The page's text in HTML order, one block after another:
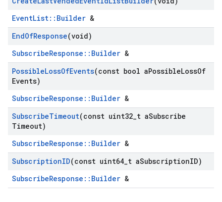
EventList::Builder &
EndOfResponse(void)
SubscribeResponse::Builder &
PossibleLossOfEvents(const bool aPossibleLossOf
Events)
SubscribeResponse::Builder &
SubscribeTimeout(const uint32 t aSubscribe
Timeout)
SubscribeResponse::Builder &
SubscriptionID(const uint64 t aSubscriptionID)
SubscribeResponse::Builder &